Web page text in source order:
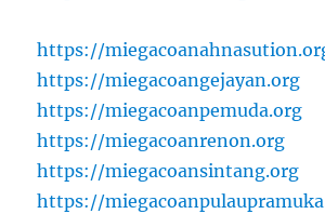
https://
https://miegacoangejayan.org
https://miegacoanpemuda.org
https://miegacoanrenon.org
https://miegacoansintang.org
https://